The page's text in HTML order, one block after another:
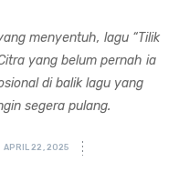
menyentuh, lagu “Tilik
yang belum pernah ia
di balik lagu yang
segera pulang.
APRIL 22, 2025